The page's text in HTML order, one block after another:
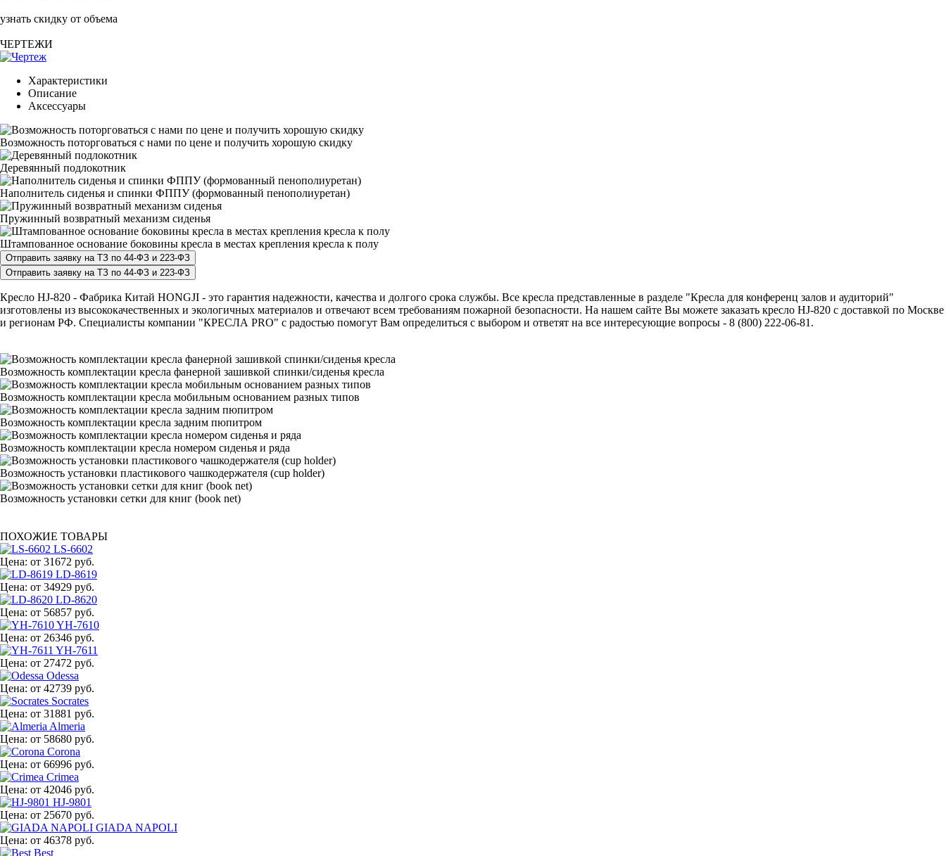
узнать скидку от объема
ЧЕРТЕЖИ
Характеристики
Описание
Аксессуары
Возможность поторговаться с нами по цене и получить хорошую скидку
Деревянный подлокотник
Наполнитель сиденья и спинки ФППУ (формованный пенополиуретан)
Пружинный возвратный механизм сиденья
Штампованное основание боковины кресла в местах крепления кресла к полу
Кресло HJ-820 - Фабрика Китай HONGJI - это гарантия надежности, качества и долгого срока службы. Все кресла представленные в разделе "Кресла для конференц залов и аудиторий"
изготовлены из высококачественных и экологичных материалов и отвечают всем требованиям пожарной безопасности. На нашем сайте Вы можете заказать кресло HJ-820 с доставкой по Москве
и регионам РФ. Специалисты компании "КРЕСЛА PRO" с радостью помогут Вам определиться с выбором и ответят на все интересующие вопросы - 8 (800) 222-06-81.
Возможность комплектации кресла фанерной зашивкой спинки/сиденья кресла
Возможность комплектации кресла мобильным основанием разных типов
Возможность комплектации кресла задним пюпитром
Возможность комплектации кресла номером сиденья и ряда
Возможность установки пластикового чашкодержателя (cup holder)
Возможность установки сетки для книг (book net)
ПОХОЖИЕ ТОВАРЫ
LS-6602
Цена: от 31672 руб.
LD-8619
Цена: от 34929 руб.
LD-8620
Цена: от 56857 руб.
YH-7610
Цена: от 26346 руб.
YH-7611
Цена: от 27472 руб.
Odessa
Цена: от 42739 руб.
Socrates
Цена: от 31881 руб.
Almeria
Цена: от 58680 руб.
Corona
Цена: от 66996 руб.
Crimea
Цена: от 42046 руб.
HJ-9801
Цена: от 25670 руб.
GIADA NAPOLI
Цена: от 46378 руб.
Best